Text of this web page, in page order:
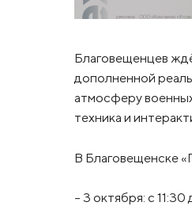
Благовещенцев
дополненной
атмосферу
техника и
В Благовещенске
– 3 октября: с 11:30